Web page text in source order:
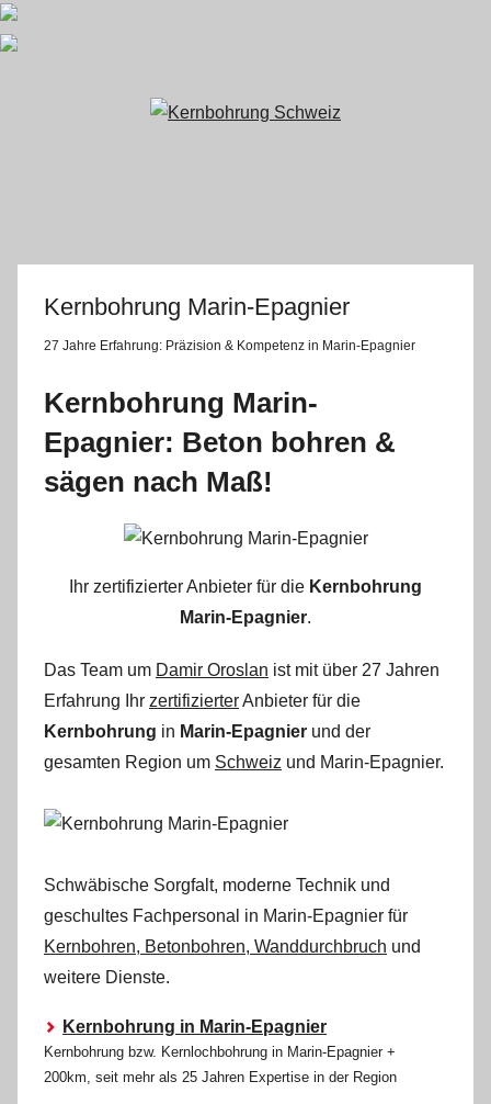
Kernbohrung Marin-Epagnier
27 Jahre Erfahrung: Präzision & Kompetenz in Marin-Epagnier
Kernbohrung Marin-
Epagnier: Beton bohren &
sägen nach Maß!
Ihr zertifizierter Anbieter für die Kernbohrung
Marin-Epagnier.
Das Team um Damir Oroslan ist mit über 27 Jahren
Erfahrung Ihr zertifizierterAnbieter für die
Kernbohrung in Marin-Epagnier und der
gesamten Region um Schweiz und Marin-Epagnier.
Schwäbische Sorgfalt, moderne Technik und
geschultes Fachpersonal in Marin-Epagnier für
Kernbohren, Betonbohren, Wanddurchbruch und
weitere Dienste.
Kernbohrung in Marin-Epagnier
Kernbohrung bzw. Kernlochbohrung in Marin-Epagnier +
200km, seit mehr als 25 Jahren Expertise in der Region